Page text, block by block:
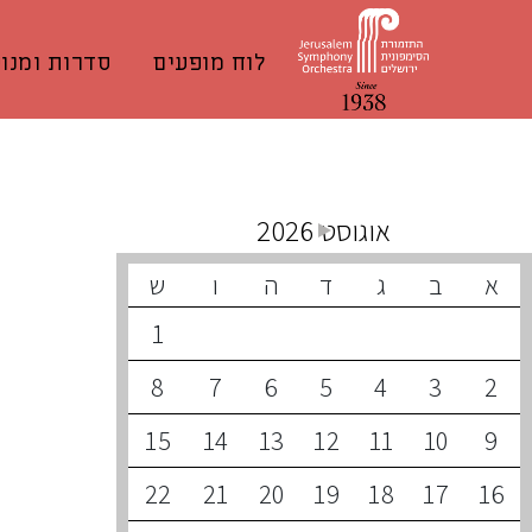
לוח מופעים סדרות
אוגוסט 2026
א ב ג ד ה ו
ש
1
2
3
4
5
6
7
8
9
10
11
12
13
14
15
16
17
18
19
20
21
22